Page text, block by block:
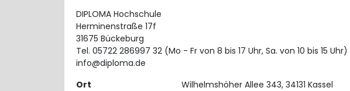
DIPLOMA Hochschule
Herminenstraße 17f
31675 Bückeburg
Tel. 05722 286997 32 (Mo - Fr von 8 bis 17 Uhr, Sa. von 10 bis 15 Uhr)
info@diploma.de
Ort
Wilhelmshöher Allee 343, 34131 Kassel